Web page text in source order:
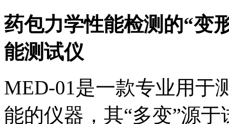
药包力学性能检测的“
能测试仪
MED-01是一款专业用于
能的仪器，其“多变”源